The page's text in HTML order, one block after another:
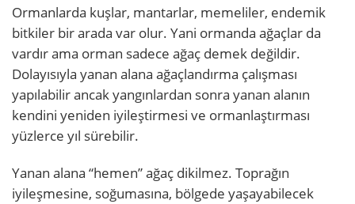
Ormanlarda kuşlar, mantarlar, memeliler, endemik
bitkiler bir arada var olur. Yani ormanda ağaçlar da
vardır ama orman sadece ağaç demek değildir.
Dolayısıyla yanan alana ağaçlandırma çalışması
yapılabilir ancak yangınlardan sonra yanan alanın
kendini yeniden iyileştirmesi ve ormanlaştırması
yüzlerce yıl sürebilir.
Yanan alana “hemen” ağaç dikilmez. Toprağın
iyileşmesine, soğumasına, bölgede yaşayabilecek